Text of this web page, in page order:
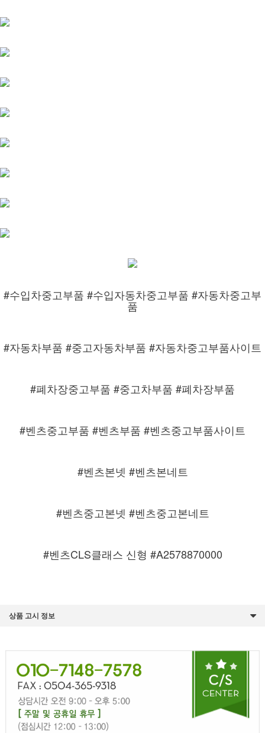
#수입차중고부품 #수입자동차중고부품 #자동차중고부
품
#자동차부품 #중고자동차부품 #자동차중고부품사이트
#폐차장중고부품 #중고차부품 #폐차장부품
#벤츠중고부품 #벤츠부품 #벤츠중고부품사이트
#벤츠본넷 #벤츠본네트
#벤츠중고본넷 #벤츠중고본네트
#벤츠CLS클래스 신형 #A2578870000
상품 고시 정보